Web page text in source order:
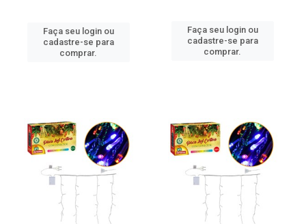
Faça seu login ou
cadastre-se para
comprar.
Faça seu login ou
cadastre-se para
comprar.